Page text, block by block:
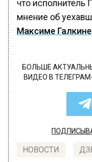
что исполнитель
мнение об
Максиме Галкине
БОЛЬШЕ
ВИДЕО В
НОВОСТИ